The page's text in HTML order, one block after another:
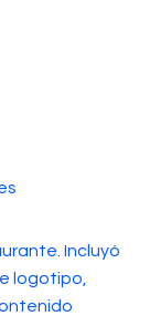
Incluyó
logotipo,